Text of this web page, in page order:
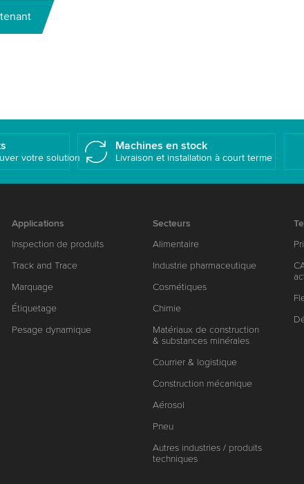
votre solution
Machines en stock
Livraison et installation à court terme
Applications
Inspection de produits
Track and Trace
Marquage
Étiquetage
Pesage dynamique
Secteurs
Alimentaire
Industrie pharmaceutique
Cosmétiques
Chimie
Matériaux de construction
& substances minérales
Courrier & logistique
Construction mécanique
Aérosol
Pneu
Autres industries / produits
techniques